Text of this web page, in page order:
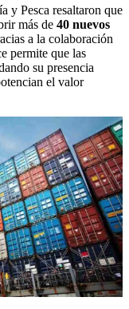
y Pesca resaltaron que
más de 40 nuevos
a la colaboración
permite que las
su presencia
el valor